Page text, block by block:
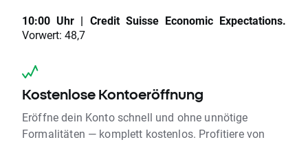
10:00 Uhr | Credit Suisse Economic Expectations.
Vorwert: 48,7
Kostenlose Kontoeröffnung
Eröffne dein Konto schnell und ohne unnötige
Formalitäten — komplett kostenlos. Profitiere von